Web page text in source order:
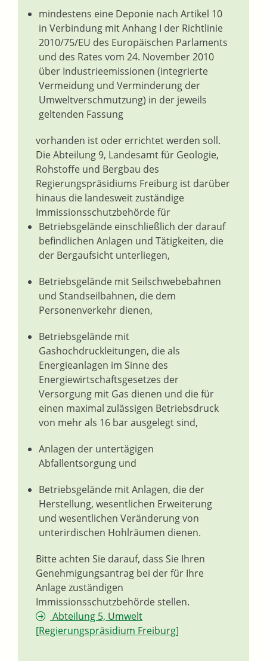
mindestens eine Deponie nach Artikel 10
in Verbindung mit Anhang I der Richtlinie
2010/75/EU des Europäischen Parlaments
und des Rates vom 24. November 2010
über Industrieemissionen (integrierte
Vermeidung und Verminderung der
Umweltverschmutzung) in der jeweils
geltenden Fassung
vorhanden ist oder errichtet werden soll.
Die Abteilung 9, Landesamt für Geologie,
Rohstoffe und Bergbau des
Regierungspräsidiums Freiburg ist darüber
hinaus die landesweit zuständige
Immissionsschutzbehörde für
Betriebsgelände einschließlich der darauf
befindlichen Anlagen und Tätigkeiten, die
der Bergaufsicht unterliegen,
Betriebsgelände mit Seilschwebebahnen
und Standseilbahnen, die dem
Personenverkehr dienen,
Betriebsgelände mit
Gashochdruckleitungen, die als
Energieanlagen im Sinne des
Energiewirtschaftsgesetzes der
Versorgung mit Gas dienen und die für
einen maximal zulässigen Betriebsdruck
von mehr als 16 bar ausgelegt sind,
Anlagen der untertägigen
Abfallentsorgung und
Betriebsgelände mit Anlagen, die der
Herstellung, wesentlichen Erweiterung
und wesentlichen Veränderung von
unterirdischen Hohlräumen dienen.
Bitte achten Sie darauf, dass Sie Ihren
Genehmigungsantrag bei der für Ihre
Anlage zuständigen
Immissionsschutzbehörde stellen.
Abteilung 5, Umwelt
[Regierungspräsidium Freiburg]